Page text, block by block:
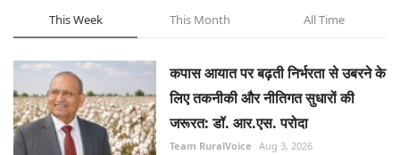
This Week This Month All Time
कपास आयात पर बढ़ती निर्भरता से उबरने के
लिए तकनीकी और नीतिगत सुधारों की
जरूरत: डॉ. आर.एस. परोदा
Team RuralVoice Aug 3, 2026